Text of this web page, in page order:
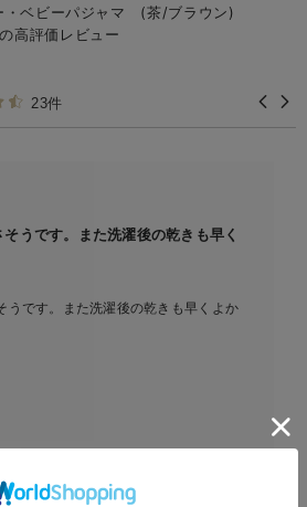
・ベビーパジャマ (茶/ブラウン)
の高評価レビュー
23件
うです。また洗濯後の乾きも早く
うです。また洗濯後の乾きも早くよか
【ANGELIEBEオリジナル】